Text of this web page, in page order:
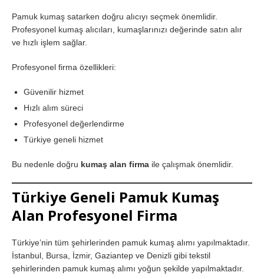
Pamuk kumaş satarken doğru alıcıyı seçmek önemlidir.
Profesyonel kumaş alıcıları, kumaşlarınızı değerinde satın alır
ve hızlı işlem sağlar.
Profesyonel firma özellikleri:
Güvenilir hizmet
Hızlı alım süreci
Profesyonel değerlendirme
Türkiye geneli hizmet
Bu nedenle doğru kumaş alan firma ile çalışmak önemlidir.
Türkiye Geneli Pamuk Kumaş
Alan Profesyonel Firma
Türkiye’nin tüm şehirlerinden pamuk kumaş alımı yapılmaktadır.
İstanbul, Bursa, İzmir, Gaziantep ve Denizli gibi tekstil
şehirlerinden pamuk kumaş alımı yoğun şekilde yapılmaktadır.